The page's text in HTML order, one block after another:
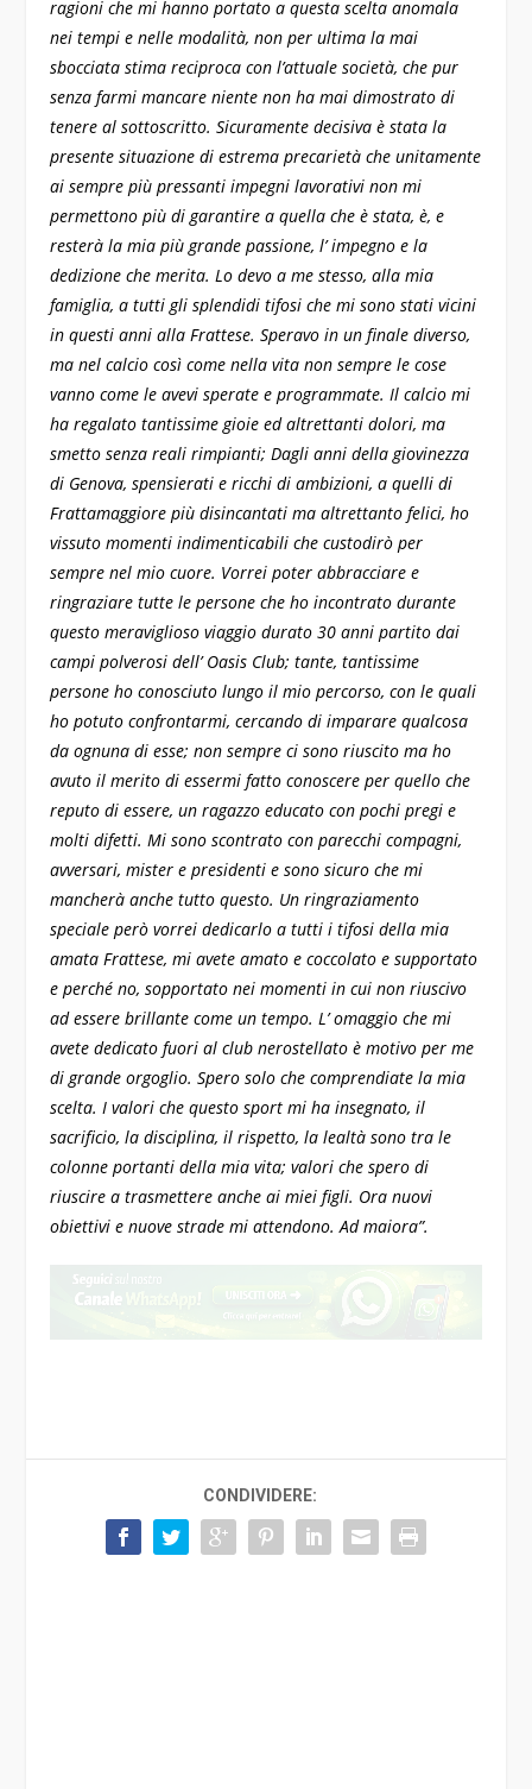
nei tempi e nelle modalità, non per ultima la mai
sbocciata stima reciproca con l’attuale società, che pur
senza farmi mancare niente non ha mai dimostrato di
tenere al sottoscritto. Sicuramente decisiva è stata la
presente situazione di estrema precarietà che unitamente
ai sempre più pressanti impegni lavorativi non mi
permettono più di garantire a quella che è stata, è, e
resterà la mia più grande passione, l’ impegno e la
dedizione che merita. Lo devo a me stesso, alla mia
famiglia, a tutti gli splendidi tifosi che mi sono stati vicini
in questi anni alla Frattese. Speravo in un finale diverso,
ma nel calcio così come nella vita non sempre le cose
vanno come le avevi sperate e programmate. Il calcio mi
ha regalato tantissime gioie ed altrettanti dolori, ma
smetto senza reali rimpianti; Dagli anni della giovinezza
di Genova, spensierati e ricchi di ambizioni, a quelli di
Frattamaggiore più disincantati ma altrettanto felici, ho
vissuto momenti indimenticabili che custodirò per
sempre nel mio cuore. Vorrei poter abbracciare e
ringraziare tutte le persone che ho incontrato durante
questo meraviglioso viaggio durato 30 anni partito dai
campi polverosi dell’ Oasis Club; tante, tantissime
persone ho conosciuto lungo il mio percorso, con le quali
ho potuto confrontarmi, cercando di imparare qualcosa
da ognuna di esse; non sempre ci sono riuscito ma ho
avuto il merito di essermi fatto conoscere per quello che
reputo di essere, un ragazzo educato con pochi pregi e
molti difetti. Mi sono scontrato con parecchi compagni,
avversari, mister e presidenti e sono sicuro che mi
mancherà anche tutto questo. Un ringraziamento
speciale però vorrei dedicarlo a tutti i tifosi della mia
amata Frattese, mi avete amato e coccolato e supportato
e perché no, sopportato nei momenti in cui non riuscivo
ad essere brillante come un tempo. L’ omaggio che mi
avete dedicato fuori al club nerostellato è motivo per me
di grande orgoglio. Spero solo che comprendiate la mia
scelta. I valori che questo sport mi ha insegnato, il
sacrificio, la disciplina, il rispetto, la lealtà sono tra le
colonne portanti della mia vita; valori che spero di
riuscire a trasmettere anche ai miei figli. Ora nuovi
obiettivi e nuove strade mi attendono. Ad maiora”.
CONDIVIDERE: